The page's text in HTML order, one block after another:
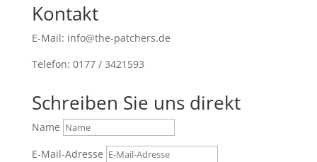
Kontakt
E-Mail: info@the-patchers.de
Telefon: 0177 / 3421593
Schreiben Sie uns direkt
Name
E-Mail-Adresse